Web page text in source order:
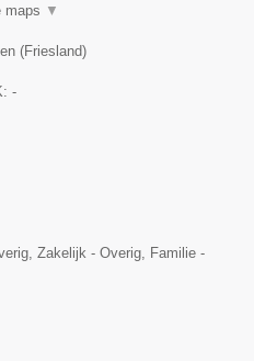
maps ▼
(Friesland)
-
Zakelijk - Overig, Familie -